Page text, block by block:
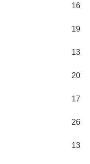
16
19
13
20
17
26
13